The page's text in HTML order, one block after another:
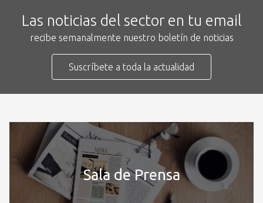
Las noticias del sector en tu email
recibe semanalmente nuestro boletín de noticias
Suscríbete a toda la actualidad
Sala de Prensa